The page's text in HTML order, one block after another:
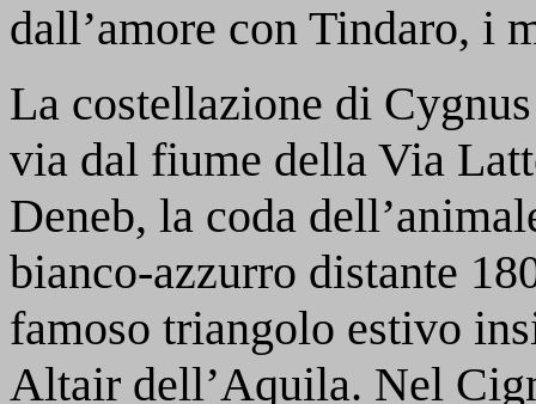
dall’amore con Tindaro, i
La costellazione di
via dal fiume della Via
Deneb, la coda
bianco-azzurro distante
famoso triangolo estivo
Altair dell’Aquila. Nel